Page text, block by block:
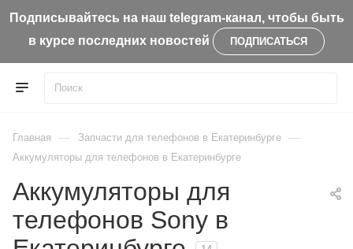
Подписывайтесь на наш telegram-канал, чтобы быть
в курсе последних новостей
ПОДПИСАТЬСЯ
Главная — Запчасти для телефонов в Екатеринбурге —
Аккумуляторы для телефонов в Екатеринбурге
Аккумуляторы для
телефонов Sony в